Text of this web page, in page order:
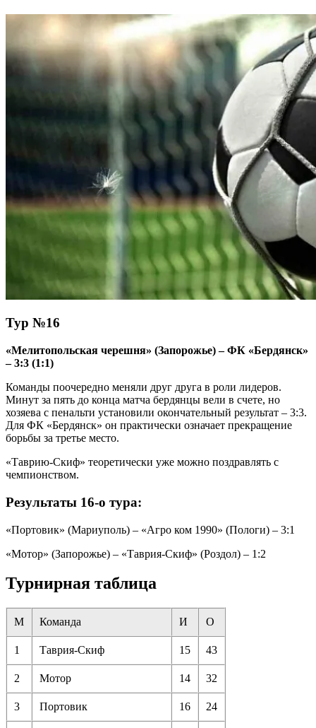
Тур №16
«Мелитопольская черешня» (Запорожье) – ФК «Бердянск»
– 3:3 (1:1)
Команды поочередно меняли друг друга в роли лидеров.
Минут за пять до конца матча бердянцы вели в счете, но
хозяева с пенальти установили окончательный результат – 3:3.
Для ФК «Бердянск» он практически означает прекращение
борьбы за третье место.
«Таврию-Скиф» теоретически уже можно поздравлять с
чемпионством.
Результаты 16-о тура:
«Портовик» (Мариуполь) – «Агро ком 1990» (Пологи) – 3:1
«Мотор» (Запорожье) – «Таврия-Скиф» (Роздол) – 1:2
Турнирная таблица
М Команда И О
1 Таврия-Скиф 15 43
2 Мотор 14 32
3 Портовик 16 24